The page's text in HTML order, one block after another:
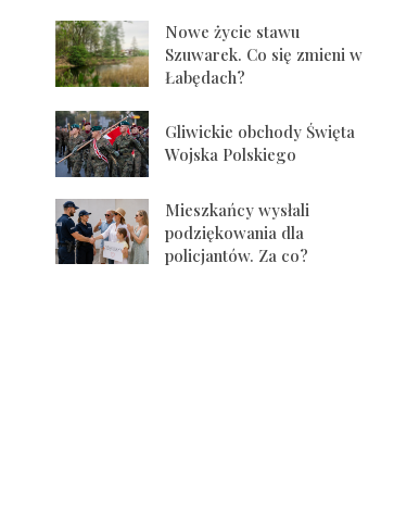
Nowe życie stawu
Szuwarek. Co się zmieni w
Łabędach?
Gliwickie obchody Święta
Wojska Polskiego
Mieszkańcy wysłali
podziękowania dla
policjantów. Za co?